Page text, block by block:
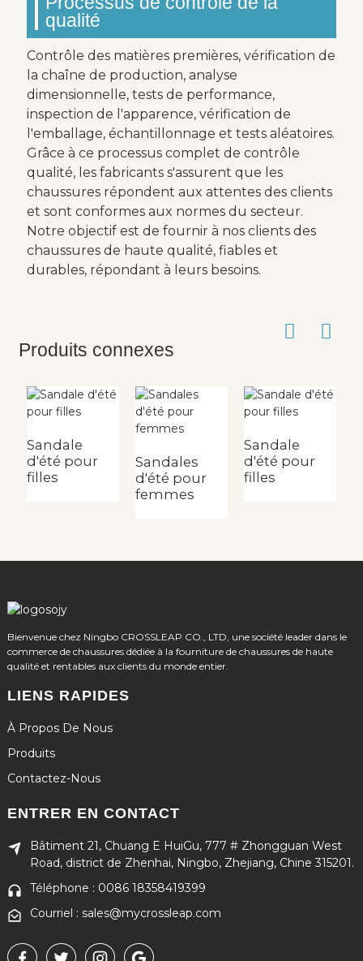
qualité
Contrôle des matières premières, vérification de
la chaîne de production, analyse
dimensionnelle, tests de performance,
inspection de l'apparence, vérification de
l'emballage, échantillonnage et tests aléatoires.
Grâce à ce processus complet de contrôle
qualité, les fabricants s'assurent que les
chaussures répondent aux attentes des clients
et sont conformes aux normes du secteur.
Notre objectif est de fournir à nos clients des
chaussures de haute qualité, fiables et
durables, répondant à leurs besoins.
Produits connexes
Sandale
d'été pour
filles
Sandales
d'été pour
femmes
Sandale
d'été pour
filles
Bienvenue chez Ningbo CROSSLEAP CO., LTD, une société leader dans le
commerce de chaussures dédiée à la fourniture de chaussures de haute
qualité et rentables aux clients du monde entier.
LIENS RAPIDES
À Propos De Nous
Produits
Contactez-Nous
ENTRER EN CONTACT
Bâtiment 21, Chuang E HuiGu, 777 # Zhongguan West
Road, district de Zhenhai, Ningbo, Zhejiang, Chine 315201.
Téléphone : 0086 18358419399
Courriel : sales@mycrossleap.com